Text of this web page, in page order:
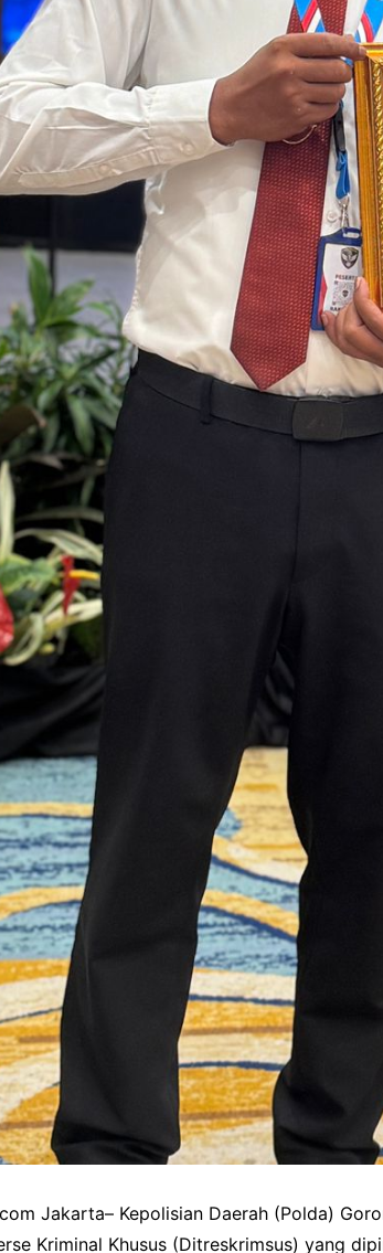
Jakarta– Kepolisian Daerah (Polda)
Kriminal Khusus (Ditreskrimsus) yang